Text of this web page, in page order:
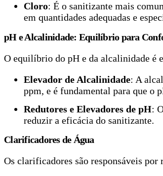
Cloro: É o sanitizante mais
em quantidades adequadas e
pH e Alcalinidade: Equilíbrio para
O equilíbrio do pH e da alcalinidade é
Elevador de Alcalinidade: A
ppm, e é fundamental para que o
Redutores e Elevadores de pH:
reduzir a eficácia do sanitizante.
Clarificadores de Água
Os clarificadores são responsáveis por